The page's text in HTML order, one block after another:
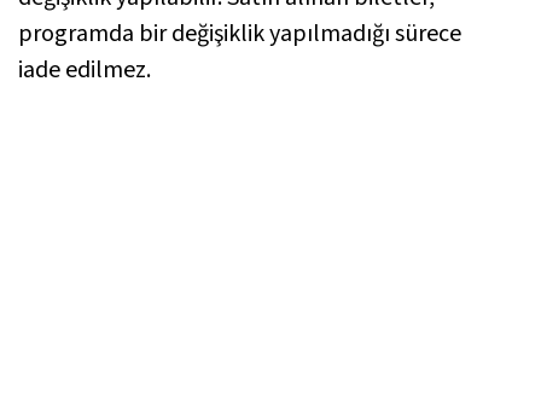
programda bir değişiklik yapılmadığı sürece
iade edilmez.